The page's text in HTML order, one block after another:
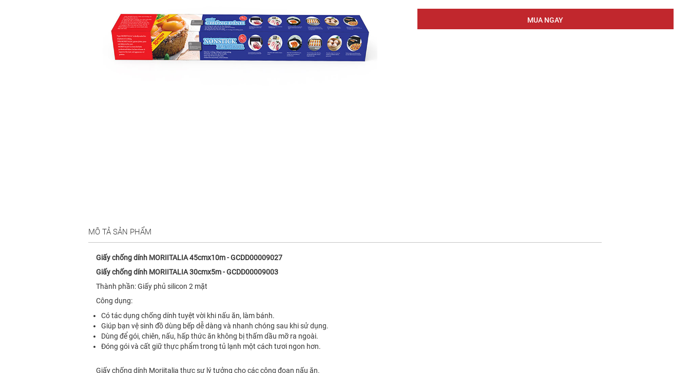
MÔ TẢ SẢN PHẨM
Giấy chống dính MORIITALIA 45cmx10m - GCDD00009027
Giấy chống dính MORIITALIA 30cmx5m - GCDD00009003
Thành phần: Giấy phủ silicon 2 mặt
Công dụng:
Có tác dụng chống dính tuyệt vời khi nấu ăn, làm bánh.
Giúp bạn vệ sinh đồ dùng bếp dễ dàng và nhanh chóng sau khi sử dụng.
Dùng để gói, chiên, nấu, hấp thức ăn không bị thấm dầu mỡ ra ngoài.
Đóng gói và cất giữ thực phẩm trong tủ lạnh một cách tươi ngon hơn.
Giấy chống dính Moriitalia thực sự lý tưởng cho các công đoạn nấu ăn.